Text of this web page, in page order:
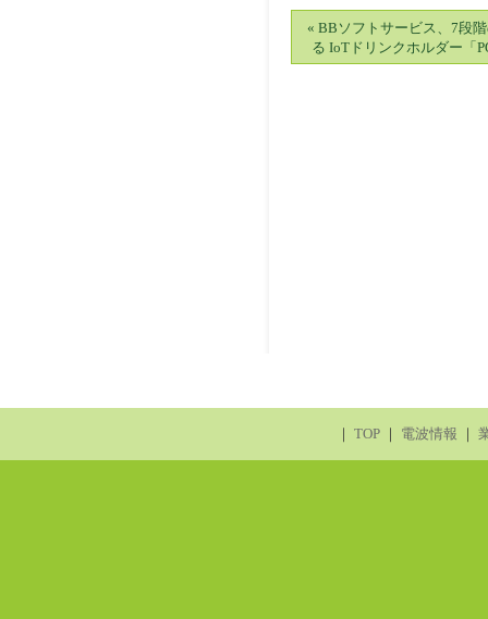
« BBソフトサービス、7段
る IoTドリンクホルダー「
｜ TOP｜ 電波情報 ｜